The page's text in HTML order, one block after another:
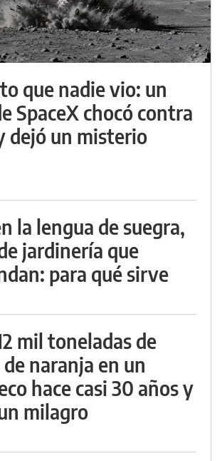
que nadie vio: un
SpaceX chocó contra
dejó un misterio
la lengua de suegra,
jardinería que
para qué sirve
mil toneladas de
de naranja en un
hace casi 30 años y
milagro